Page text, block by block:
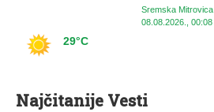
Sremska Mitrovica
08.08.2026., 00:08
29°C
Najčitanije Vesti